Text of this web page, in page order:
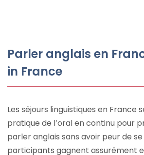
Parler anglais en
in France
Les séjours linguistiques en France
pratique de l’oral en continu pour
parler anglais sans avoir peur de
participants gagnent assurément